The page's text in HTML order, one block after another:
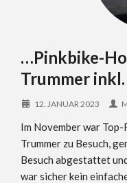
…Pinkbike-
Trummer
12. JANUAR 2023
Im November war
Trummer zu Besuch,
Besuch abgestattet
war sicher kein